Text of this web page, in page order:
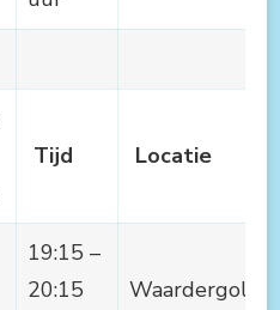
Tijd Locatie
19:15 –
20:15
Waardergolf